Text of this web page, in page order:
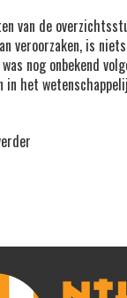
van de
veroorzaken, is
nog onbekend
in het